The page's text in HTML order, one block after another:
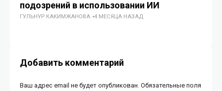
подозрений в использовании ИИ
ГУЛЬНУР КАКИМЖАНОВА 4 МЕСЯЦА НАЗАД
Добавить комментарий
Ваш адрес email не будет опубликован. Обязательные поля